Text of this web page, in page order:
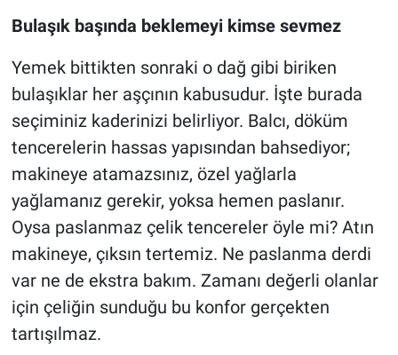
Bulaşık başında beklemeyi kimse sevmez
Yemek bittikten sonraki o dağ gibi biriken
bulaşıklar her aşçının kabusudur. İşte burada
seçiminiz kaderinizi belirliyor. Balcı, döküm
tencerelerin hassas yapısından bahsediyor;
makineye atamazsınız, özel yağlarla
yağlamanız gerekir, yoksa hemen paslanır.
Oysa paslanmaz çelik tencereler öyle mi? Atın
makineye, çıksın tertemiz. Ne paslanma derdi
var ne de ekstra bakım. Zamanı değerli olanlar
için çeliğin sunduğu bu konfor gerçekten
tartışılmaz.